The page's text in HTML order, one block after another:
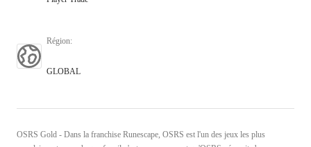
Région:
GLOBAL
OSRS Gold - Dans la franchise Runescape, OSRS est l'un des jeux les plus